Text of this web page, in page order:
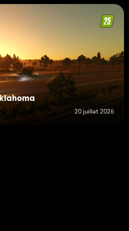
20 juillet 2026